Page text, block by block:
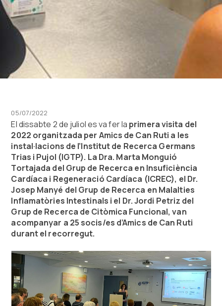
05/07/2022
El dissabte 2 de juliol es va fer la primera visita del
2022 organitzada per Amics de Can Ruti a les
instal·lacions de l’Institut de Recerca Germans
Trias i Pujol (IGTP). La Dra. Marta Monguió
Tortajada del Grup de Recerca en Insuficiència
Cardíaca i Regeneració Cardíaca (ICREC), el Dr.
Josep Manyé del Grup de Recerca en Malalties
Inflamatòries Intestinals i el Dr. Jordi Petriz del
Grup de Recerca de Citòmica Funcional, van
acompanyar a 25 socis/es d’Amics de Can Ruti
durant el recorregut.